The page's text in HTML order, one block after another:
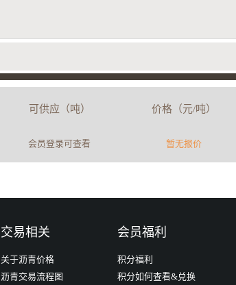
可供应（吨） 价格（元/吨）
会员登录可查看 暂无报价
交易相关
关于沥青价格
沥青交易流程图
会员福利
积分福利
积分如何查看&兑换